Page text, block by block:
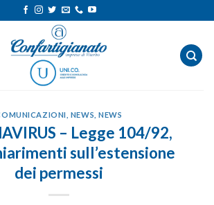
NEWS ,NEWS
– Legge 104/92,
sull’estensione
dei permessi